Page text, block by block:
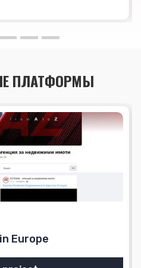
ПЛАТФОРМЫ
Europe